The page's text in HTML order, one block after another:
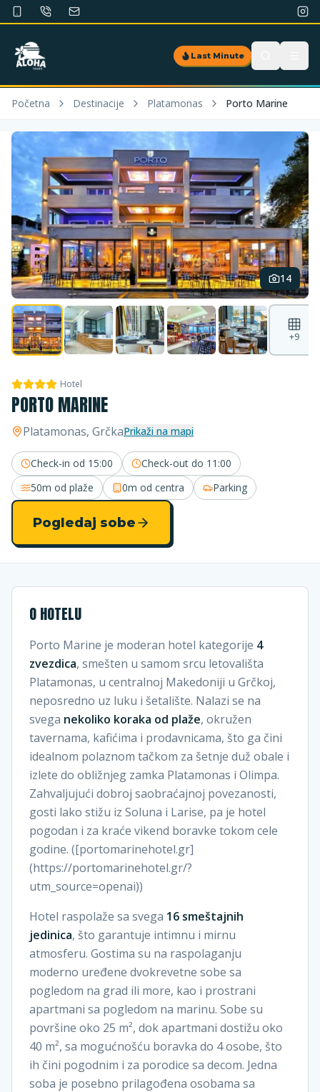
Last Minute
Početna Destinacije Platamonas Porto Marine
14
+9
Hotel
PORTO MARINE
Platamonas, GrčkaPrikaži na mapi
Check-in od 15:00 Check-out do 11:00
50m od plaže 0m od centra Parking
Pogledaj sobe
O HOTELU
Porto Marine je moderan hotel kategorije 4
zvezdica, smešten u samom srcu letovališta
Platamonas, u centralnoj Makedoniji u Grčkoj,
neposredno uz luku i šetalište. Nalazi se na
svega nekoliko koraka od plaže, okružen
tavernama, kafićima i prodavnicama, što ga čini
idealnom polaznom tačkom za šetnje duž obale i
izlete do obližnjeg zamka Platamonas i Olimpa.
Zahvaljujući dobroj saobraćajnoj povezanosti,
gosti lako stižu iz Soluna i Larise, pa je hotel
pogodan i za kraće vikend boravke tokom cele
godine. ([portomarinehotel.gr]
(https://portomarinehotel.gr/?
utm_source=openai))
Hotel raspolaže sa svega 16 smeštajnih
jedinica, što garantuje intimnu i mirnu
atmosferu. Gostima su na raspolaganju
moderno uređene dvokrevetne sobe sa
pogledom na grad ili more, kao i prostrani
apartmani sa pogledom na marinu. Sobe su
površine oko 25 m², dok apartmani dostižu oko
40 m², sa mogućnošću boravka do 4 osobe, što
ih čini pogodnim i za porodice sa decom. Jedna
soba je posebno prilagođena osobama sa